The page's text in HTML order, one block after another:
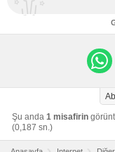
Şu anda 1 misafirin
(0,187 sn.)